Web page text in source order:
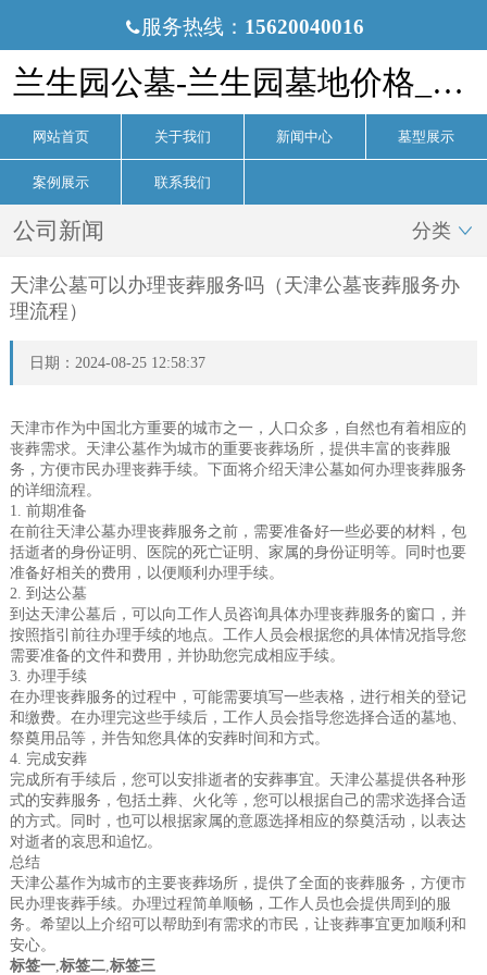
服务热线： 15620040016
兰生园公墓-兰生园墓地价格_电话-兰生园公墓官网
网站首页 关于我们 新闻中心 墓型展示
案例展示 联系我们
公司新闻 分类 
天津公墓可以办理丧葬服务吗（天津公墓丧葬服务办
理流程）
日期：2024-08-25 12:58:37
天津市作为中国北方重要的城市之一，人口众多，自然也有着相应的
丧葬需求。天津公墓作为城市的重要丧葬场所，提供丰富的丧葬服
务，方便市民办理丧葬手续。下面将介绍天津公墓如何办理丧葬服务
的详细流程。
1. 前期准备
在前往天津公墓办理丧葬服务之前，需要准备好一些必要的材料，包
括逝者的身份证明、医院的死亡证明、家属的身份证明等。同时也要
准备好相关的费用，以便顺利办理手续。
2. 到达公墓
到达天津公墓后，可以向工作人员咨询具体办理丧葬服务的窗口，并
按照指引前往办理手续的地点。工作人员会根据您的具体情况指导您
需要准备的文件和费用，并协助您完成相应手续。
3. 办理手续
在办理丧葬服务的过程中，可能需要填写一些表格，进行相关的登记
和缴费。在办理完这些手续后，工作人员会指导您选择合适的墓地、
祭奠用品等，并告知您具体的安葬时间和方式。
4. 完成安葬
完成所有手续后，您可以安排逝者的安葬事宜。天津公墓提供各种形
式的安葬服务，包括土葬、火化等，您可以根据自己的需求选择合适
的方式。同时，也可以根据家属的意愿选择相应的祭奠活动，以表达
对逝者的哀思和追忆。
总结
天津公墓作为城市的主要丧葬场所，提供了全面的丧葬服务，方便市
民办理丧葬手续。办理过程简单顺畅，工作人员也会提供周到的服
务。希望以上介绍可以帮助到有需求的市民，让丧葬事宜更加顺利和
安心。
标签一, 标签二, 标签三